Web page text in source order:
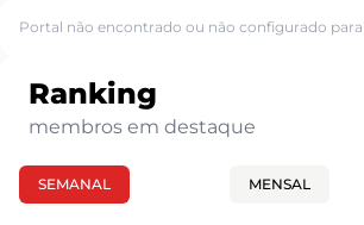
Portal não encontrado ou não configurado para
Ranking
membros em destaque
SEMANAL MENSAL